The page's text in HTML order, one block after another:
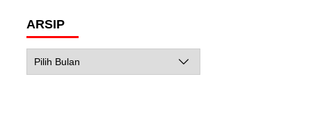
ARSIP